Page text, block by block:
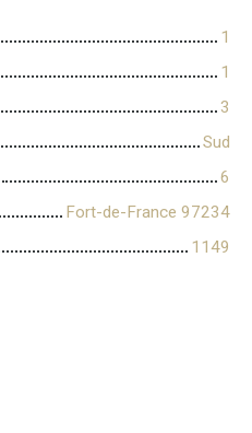
1
1
3
Sud
6
Fort-de-France 97234
1149